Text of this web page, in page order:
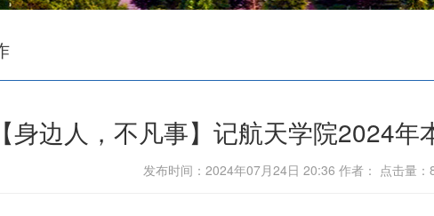
身边人，不凡事】记航天学院2024年
发布时间：2024年07月24日 20:36 作者： 点击量：